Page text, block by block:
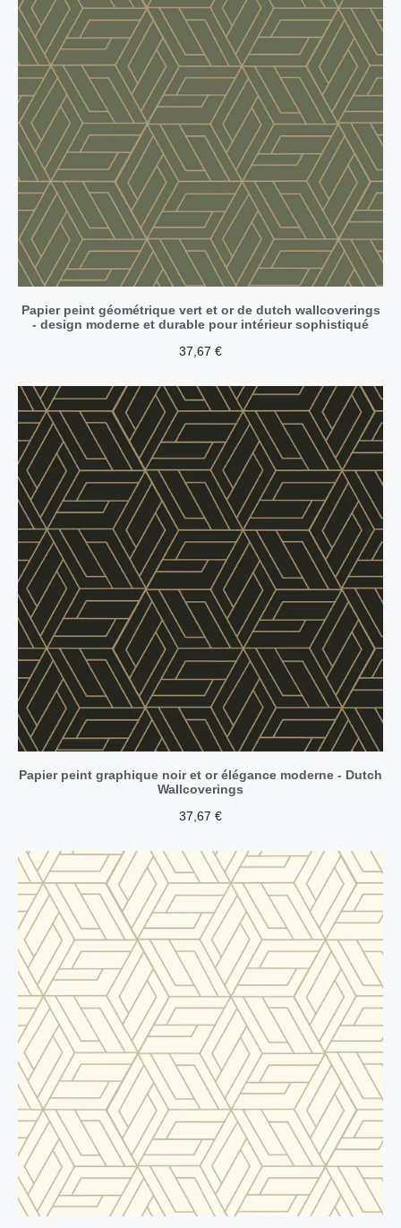
Papier peint géométrique vert et or de dutch wallcoverings
- design moderne et durable pour intérieur sophistiqué
37,67 €
Papier peint graphique noir et or élégance moderne - Dutch
Wallcoverings
37,67 €